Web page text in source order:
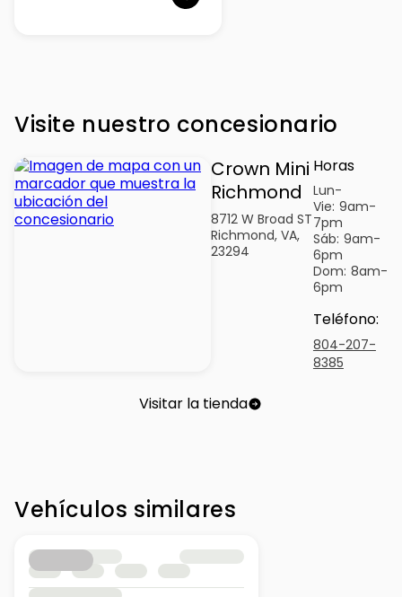
Visite nuestro concesionario
Crown Mini
Richmond
8712 W Broad ST
Richmond, VA,
23294
Horas
Lun-
Vie: 9am-
7pm
Sáb: 9am-
6pm
Dom: 8am-
6pm
Teléfono:
804-207-
8385
Visitar la tienda
Vehículos similares